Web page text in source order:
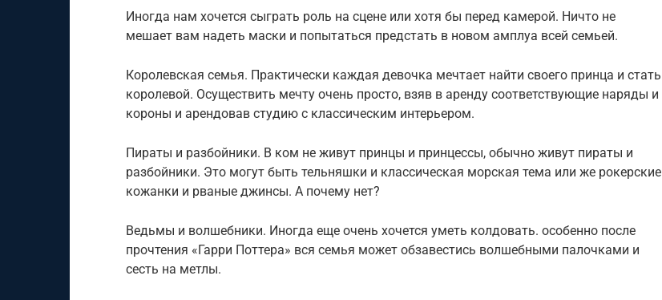
Иногда нам хочется сыграть роль на сцене или хотя бы перед камерой. Ничто не
мешает вам надеть маски и попытаться предстать в новом амплуа всей семьей.
Королевская семья. Практически каждая девочка мечтает найти своего принца и стать
королевой. Осуществить мечту очень просто, взяв в аренду соответствующие наряды и
короны и арендовав студию с классическим интерьером.
Пираты и разбойники. В ком не живут принцы и принцессы, обычно живут пираты и
разбойники. Это могут быть тельняшки и классическая морская тема или же рокерские
кожанки и рваные джинсы. А почему нет?
Ведьмы и волшебники. Иногда еще очень хочется уметь колдовать. особенно после
прочтения «Гарри Поттера» вся семья может обзавестись волшебными палочками и
сесть на метлы.